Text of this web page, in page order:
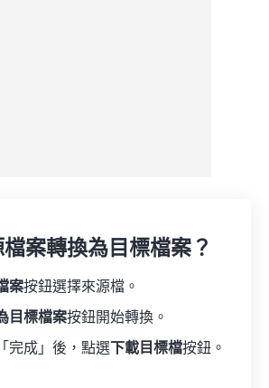
案轉換為目標檔案？
案按鈕選擇來源檔。
目標檔案按鈕開始轉換。
完成」後，點選 下載目標檔按鈕。